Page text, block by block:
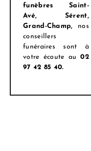
funèbres Saint-
Avé, Sérent,
Grand-Champ, nos
conseillers
funéraires sont à
votre écoute au02
97 42 85 40.